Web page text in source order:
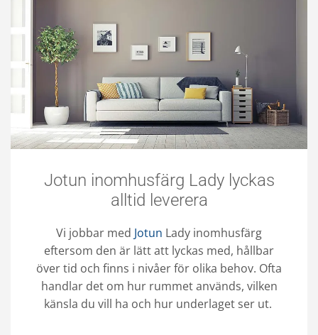
Jotun inomhusfärg Lady lyckas
alltid leverera
Vi jobbar med Jotun Lady inomhusfärg
eftersom den är lätt att lyckas med, hållbar
över tid och finns i nivåer för olika behov. Ofta
handlar det om hur rummet används, vilken
känsla du vill ha och hur underlaget ser ut.